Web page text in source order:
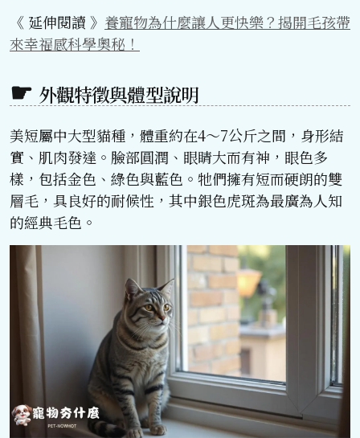
《 延伸閱讀 》 養寵物為什麼讓人更快樂？揭開毛孩帶
來幸福感科學奧秘！
外觀特徵與體型說明
美短屬中大型貓種，體重約在4～7公斤之間，身形結
實、肌肉發達。臉部圓潤、眼睛大而有神，眼色多
樣，包括金色、綠色與藍色。牠們擁有短而硬朗的雙
層毛，具良好的耐候性，其中銀色虎斑為最廣為人知
的經典毛色。